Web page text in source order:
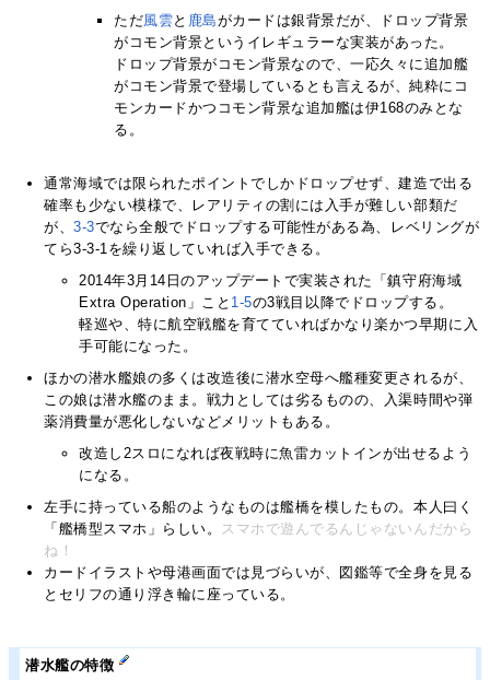
ただ風雲と 鹿島がカードは銀背景だが、ドロップ背景
がコモン背景というイレギュラーな実装があった。
ドロップ背景がコモン背景なので、一応久々に追加艦
がコモン背景で登場しているとも言えるが、純粋にコ
モンカードかつコモン背景な追加艦は伊168のみとな
る。
通常海域では限られたポイントでしかドロップせず、建造で出る
確率も少ない模様で、レアリティの割には入手が難しい部類だ
が、3-3でなら全般でドロップする可能性がある為、レベリングが
てら3-3-1を繰り返していれば入手できる。
2014年3月14日のアップデートで実装された「鎮守府海域
Extra Operation」こと 1-5の3戦目以降でドロップする。
軽巡や、特に航空戦艦を育てていればかなり楽かつ早期に入
手可能になった。
ほかの潜水艦娘の多くは改造後に潜水空母へ艦種変更されるが、
この娘は潜水艦のまま。戦力としては劣るものの、入渠時間や弾
薬消費量が悪化しないなどメリットもある。
改造し2スロになれば夜戦時に魚雷カットインが出せるよう
になる。
左手に持っている船のようなものは艦橋を模したもの。本人曰く
「艦橋型スマホ」らしい。
スマホで遊んでるんじゃないんだから
ね！
カードイラストや母港画面では見づらいが、図鑑等で全身を見る
とセリフの通り浮き輪に座っている。
潜水艦の特徴